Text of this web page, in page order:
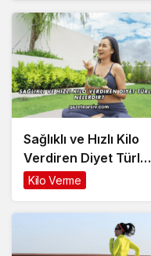
Sağlıklı ve Hızlı Kilo
Verdiren Diyet Türleri
Nelerdir?
Kilo Verme